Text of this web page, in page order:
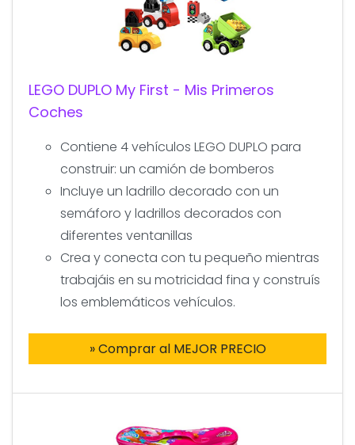
LEGO DUPLO My First - Mis Primeros
Coches
Contiene 4 vehículos LEGO DUPLO para
construir: un camión de bomberos
Incluye un ladrillo decorado con un
semáforo y ladrillos decorados con
diferentes ventanillas
Crea y conecta con tu pequeño mientras
trabajáis en su motricidad fina y construís
los emblemáticos vehículos.
» Comprar al MEJOR PRECIO